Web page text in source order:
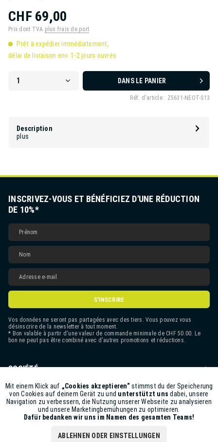
CHF 69,00
Prix dont TVA plus frais de port
Prêt à expédier immédiatement,
délai de livraison env. 1-2 jours ouvrés
DANS LE PANIER
Réf. d'article : Z5631-NEOT-S13
Description
plus
INSCRIVEZ-VOUS ET BÉNÉFICIEZ D'UNE RÉDUCTION
DE 10%*
S'INSCRIRE
Vos données ne seront pas partagées avec des tiers. Vous pouvez vous
désinscrire de la newsletter à tout moment.
* Bon valable à partir d'une valeur de commande minimale de CHF 50.00. Le
bon ne peut pas être combiné avec d'autres promotions et réductions.
SOCIÉTÉ
CONTACT
ASSISTANCE BOUTIQUE
INFORMATIONS
Funktionale Aktiv
Marketing Inaktiv
Mit einem Klick auf „Cookies akzeptieren“stimmst du der Speicherung
von Cookies auf deinem Gerät zu und unterstützt uns dabei, unsere
Navigation zu verbessern, die Nutzung unserer Webseite zu analysieren
und unsere Marketingbemühungen zu optimieren.
Dafür bedanken wir uns im Namen des gesamten Teams!
ABLEHNEN ODER EINSTELLUNGEN